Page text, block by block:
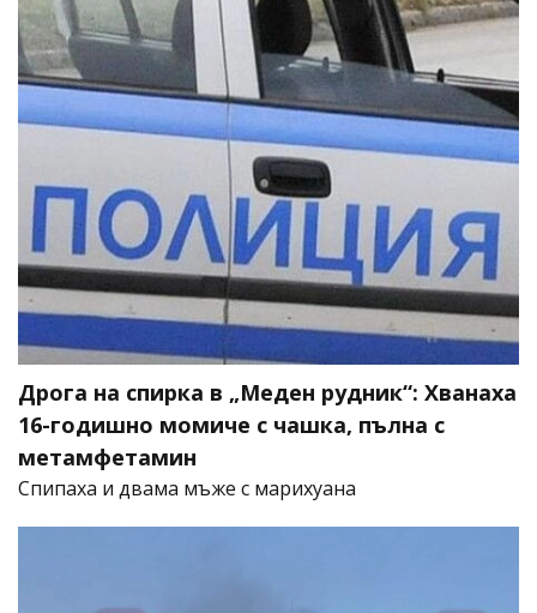
Дрога на спирка в „Меден рудник“: Хванаха
16-годишно момиче с чашка, пълна с
метамфетамин
Спипаха и двама мъже с марихуана